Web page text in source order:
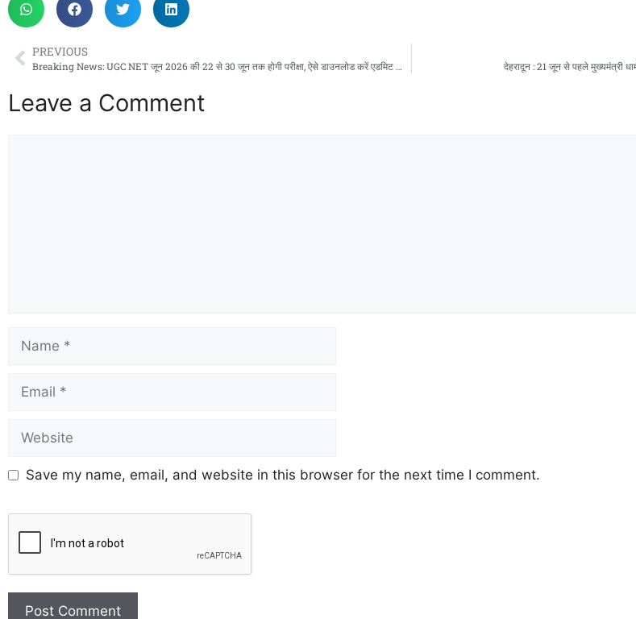
PREVIOUS
Breaking News: UGC NET जून 2026 की 22 से 30 जून तक होगी परीक्षा, ऐसे डाउनलोड करें एडमिट कार्ड देहरादून : 21 जून से पहले मुख्यमंत्री
Leave a Comment
Save my name, email, and website in this browser for the next time I comment.